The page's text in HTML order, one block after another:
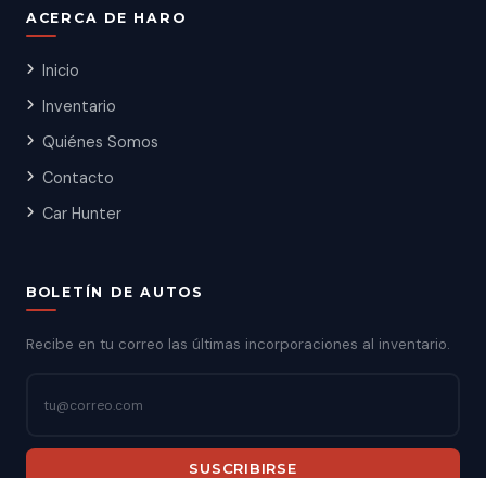
ACERCA DE HARO
Inicio
Inventario
Quiénes Somos
Contacto
Car Hunter
BOLETÍN DE AUTOS
Recibe en tu correo las últimas incorporaciones al inventario.
SUSCRIBIRSE